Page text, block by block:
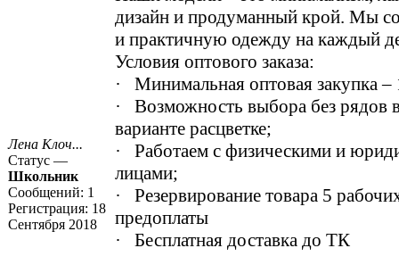
Лена Клоч...
Статус —
Школьник
Сообщений: 1
Регистрация: 18
Сентября 2018
дизайн и продуманный крой. Мы
и практичную одежду на каждый
Условия оптового заказа:
· Минимальная оптовая закупка –
· Возможность выбора без рядов
варианте расцветке;
· Работаем с физическими и
лицами;
· Резервирование товара 5
предоплаты
· Бесплатная доставка до ТК